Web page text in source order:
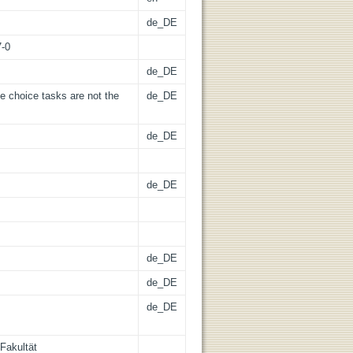
de_DE
0
de_DE
choice tasks are not the
de_DE
de_DE
de_DE
de_DE
de_DE
de_DE